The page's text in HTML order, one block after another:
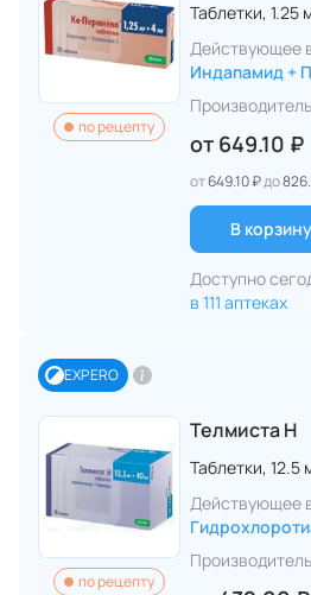
по рецепту
Таблетки, 1.25
Действующее
Индапамид +
от 649.10 ₽
от649.10 ₽до
В корзину
Доступно
в 111 аптеках
EXPERO
по рецепту
Телмиста Н
Таблетки, 12.5
Действующее